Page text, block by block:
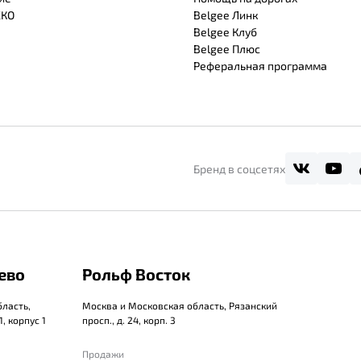
Belgee Линк
Belgee Клуб
Belgee Плюс
Реферальная программа
Бренд в соцсетях
корпус 1
Рольф Восток
Москва и Московская область, Рязанский
просп., д. 24, корп. 3
Продажи